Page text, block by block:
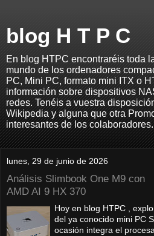
blog H T P C
En blog HTPC encontraréis toda
mundo de los ordenadores
PC, Mini PC, formato mini ITX o
información sobre dispositivos
redes. Tenéis a vuestra
Wikipedia y alguna que otra
interesantes de los colaboradores.
lunes, 29 de junio de 2026
Análisis Slimbook One M9 con
AMD AI 9 HX 370
Hoy en blog HTPC ,
del ya conocido mini PC
ocasión integra el